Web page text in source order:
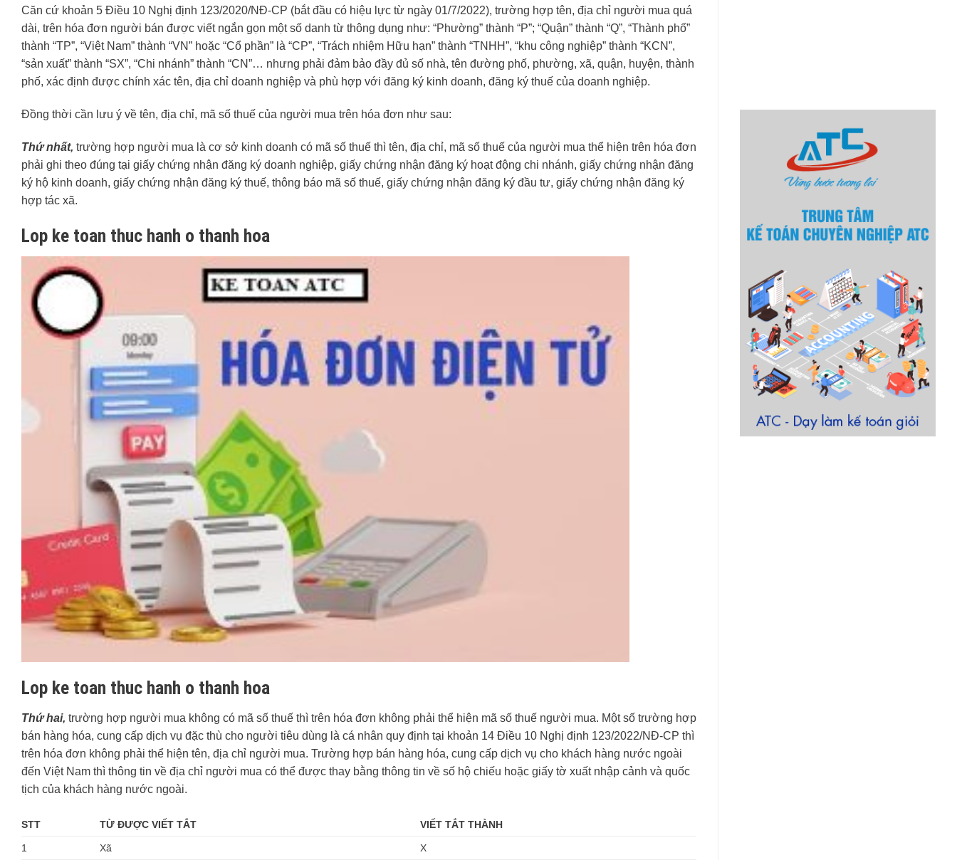
Căn cứ khoản 5 Điều 10 Nghị định 123/2020/NĐ-CP (bắt đầu có hiệu lực từ ngày 01/7/2022), trường hợp tên, địa chỉ người mua quá
dài, trên hóa đơn người bán được viết ngắn gọn một số danh từ thông dụng như: “Phường” thành “P”; “Quận” thành “Q”, “Thành phố”
thành “TP”, “Việt Nam” thành “VN” hoặc “Cổ phần” là “CP”, “Trách nhiệm Hữu hạn” thành “TNHH”, “khu công nghiệp” thành “KCN”,
“sản xuất” thành “SX”, “Chi nhánh” thành “CN”… nhưng phải đảm bảo đầy đủ số nhà, tên đường phố, phường, xã, quận, huyện, thành
phố, xác định được chính xác tên, địa chỉ doanh nghiệp và phù hợp với đăng ký kinh doanh, đăng ký thuế của doanh nghiệp.
Đồng thời cần lưu ý về tên, địa chỉ, mã số thuế của người mua trên hóa đơn như sau:
Thứ nhất, trường hợp người mua là cơ sở kinh doanh có mã số thuế thì tên, địa chỉ, mã số thuế của người mua thể hiện trên hóa đơn
phải ghi theo đúng tại giấy chứng nhận đăng ký doanh nghiệp, giấy chứng nhận đăng ký hoạt động chi nhánh, giấy chứng nhận đăng
ký hộ kinh doanh, giấy chứng nhận đăng ký thuế, thông báo mã số thuế, giấy chứng nhận đăng ký đầu tư, giấy chứng nhận đăng ký
hợp tác xã.
Lop ke toan thuc hanh o thanh hoa
Lop ke toan thuc hanh o thanh hoa
Thứ hai, trường hợp người mua không có mã số thuế thì trên hóa đơn không phải thể hiện mã số thuế người mua. Một số trường hợp
bán hàng hóa, cung cấp dịch vụ đặc thù cho người tiêu dùng là cá nhân quy định tại khoản 14 Điều 10 Nghị định 123/2022/NĐ-CP thì
trên hóa đơn không phải thể hiện tên, địa chỉ người mua. Trường hợp bán hàng hóa, cung cấp dịch vụ cho khách hàng nước ngoài
đến Việt Nam thì thông tin về địa chỉ người mua có thể được thay bằng thông tin về số hộ chiếu hoặc giấy tờ xuất nhập cảnh và quốc
tịch của khách hàng nước ngoài.
STT TỪ ĐƯỢC VIẾT TẮT VIẾT TẮT THÀNH
1 Xã X